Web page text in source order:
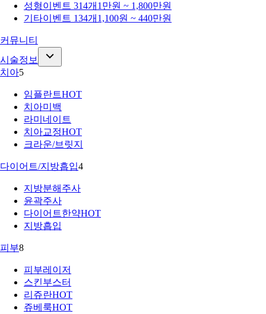
성형이벤트 314개 1만원 ~ 1,800만원
기타이벤트 134개 1,100원 ~ 440만원
커뮤니티
시술정보
치아5
임플란트HOT
치아미백
라미네이트
치아교정HOT
크라운/브릿지
다이어트/지방흡입4
지방분해주사
윤곽주사
다이어트한약HOT
지방흡입
피부8
피부레이저
스킨부스터
리쥬란HOT
쥬베룩HOT